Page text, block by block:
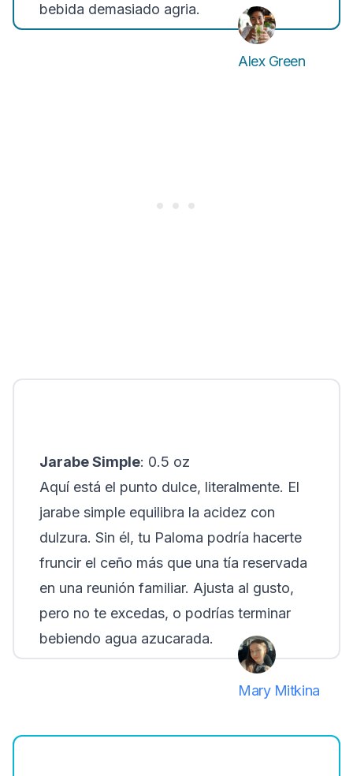
bebida demasiado agria.
Alex Green
Jarabe Simple: 0.5 oz
Aquí está el punto dulce, literalmente. El
jarabe simple equilibra la acidez con
dulzura. Sin él, tu Paloma podría hacerte
fruncir el ceño más que una tía reservada
en una reunión familiar. Ajusta al gusto,
pero no te excedas, o podrías terminar
bebiendo agua azucarada.
Mary Mitkina